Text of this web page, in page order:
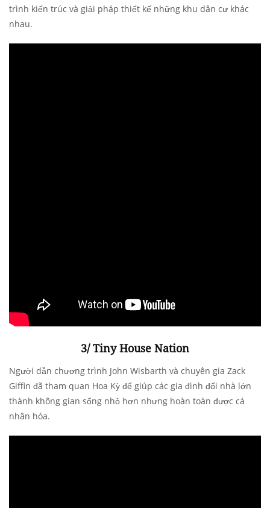
trình kiến trúc và giải pháp thiết kế những khu dân cư khác
nhau.
3/ Tiny House Nation
Người dẫn chương trình John Wisbarth và chuyên gia Zack
Giffin đã tham quan Hoa Kỳ để giúp các gia đình đổi nhà lớn
thành không gian sống nhỏ hơn nhưng hoàn toàn được cá
nhân hóa.